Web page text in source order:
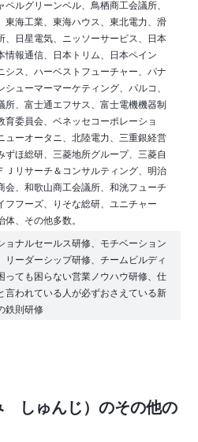
ペルグリーンベル、鳥栖商工会議所、
東海工業、東海ハウス、東北電力、滑
、日星電気、ニッソーサービス、日本
情報通信、日本トリム、日本ペイン
シス、ハーベストフューチャー、パナ
シューマーマーケティング、パルコ、
所、富士通エフサス、富士電機機器制
育委員会、ベネッセコーポレーショ
ューオータニ、北陸電力、三重銀経営
ずほ総研、三菱地所グループ、三菱自
Ｊリサーチ＆コンサルティング、明治
会、和歌山商工会議所、和洸フューチ
フフーズ、りそな総研、ユニチャー
体、その他多数。
ョナルセールス研修、モチベーション
リーダーシップ研修、チームビルディ
っても困らない営業ノウハウ研修、仕
言われている人が必ずおさえている新
鉄則研修
しゅんじ）のその他の